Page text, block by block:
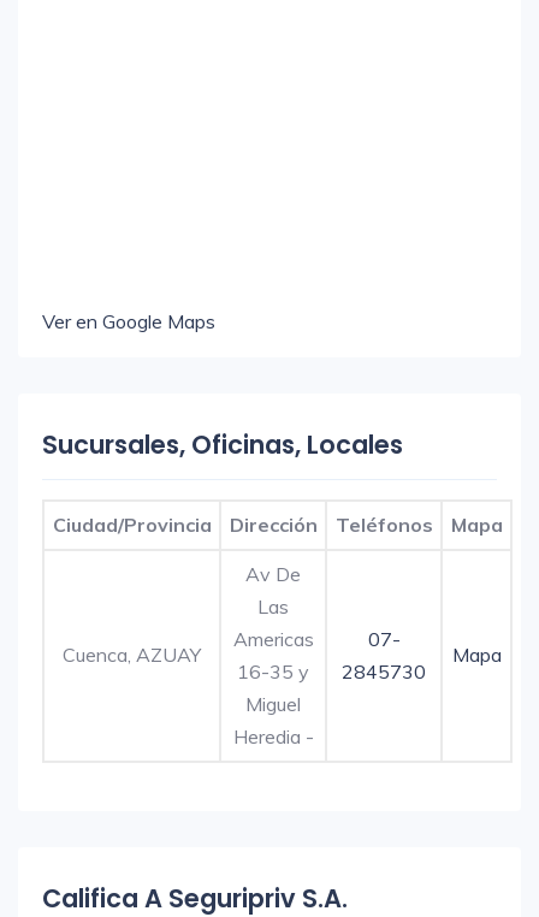
Ver en Google Maps
Sucursales, Oficinas, Locales
Ciudad/Provincia Dirección Teléfonos Mapa
Cuenca, AZUAY
Av De
Las
Americas
16-35 y
Miguel
Heredia -
07-
2845730
Mapa
Califica A Seguripriv S.A.